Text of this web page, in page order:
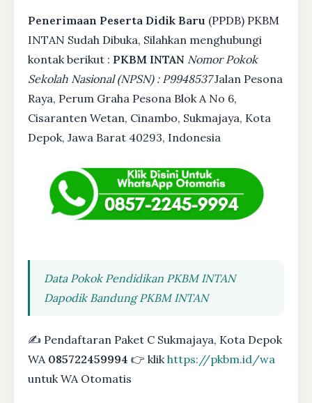
Penerimaan Peserta Didik Baru (PPDB) PKBM
INTAN Sudah Dibuka, Silahkan menghubungi
kontak berikut : PKBM INTAN Nomor Pokok
Sekolah Nasional (NPSN) : P9948537Jalan Pesona
Raya, Perum Graha Pesona Blok A No 6,
Cisaranten Wetan, Cinambo, Sukmajaya, Kota
Depok, Jawa Barat 40293, Indonesia
Data Pokok Pendidikan PKBM INTAN
Dapodik Bandung PKBM INTAN
✍ Pendaftaran Paket C Sukmajaya, Kota Depok
WA 085722459994 👉 klikhttps://pkbm.id/wa
untuk WA Otomatis